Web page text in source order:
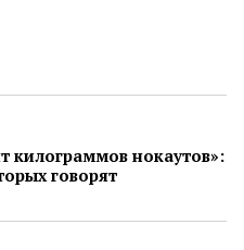
килограммов нокаутов»:
говорят